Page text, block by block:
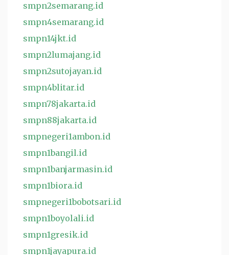
smpn2semarang.id
smpn4semarang.id
smpn14jkt.id
smpn2lumajang.id
smpn2sutojayan.id
smpn4blitar.id
smpn78jakarta.id
smpn88jakarta.id
smpnegeri1ambon.id
smpn1bangil.id
smpn1banjarmasin.id
smpn1biora.id
smpnegeri1bobotsari.id
smpn1boyolali.id
smpn1gresik.id
smpn1jayapura.id